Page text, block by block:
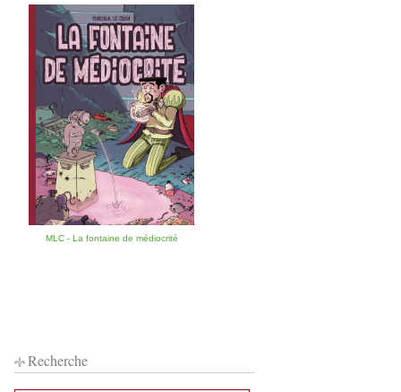
MLC - La fontaine de médiocrité
Recherche